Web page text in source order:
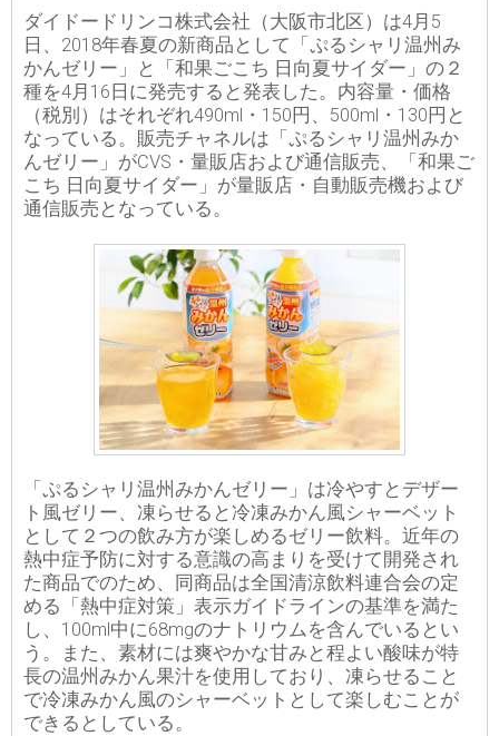
ダイドードリンコ株式会社（大阪市北区）は4月5
日、2018年春夏の新商品として「ぷるシャリ温州み
かんゼリー」と「和果ごこち 日向夏サイダー」の２
種を4月16日に発売すると発表した。内容量・価格
（税別）はそれぞれ490ml・150円、500ml・130円と
なっている。販売チャネルは「ぷるシャリ温州みか
んゼリー」がCVS・量販店および通信販売、「和果ご
こち 日向夏サイダー」が量販店・自動販売機および
通信販売となっている。
「ぷるシャリ温州みかんゼリー」は冷やすとデザー
ト風ゼリー、凍らせると冷凍みかん風シャーベット
として２つの飲み方が楽しめるゼリー飲料。近年の
熱中症予防に対する意識の高まりを受けて開発され
た商品でのため、同商品は全国清涼飲料連合会の定
める「熱中症対策」表示ガイドラインの基準を満た
し、100ml中に68mgのナトリウムを含んでいるとい
う。また、素材には爽やかな甘みと程よい酸味が特
長の温州みかん果汁を使用しており、凍らせること
で冷凍みかん風のシャーベットとして楽しむことが
できるとしている。